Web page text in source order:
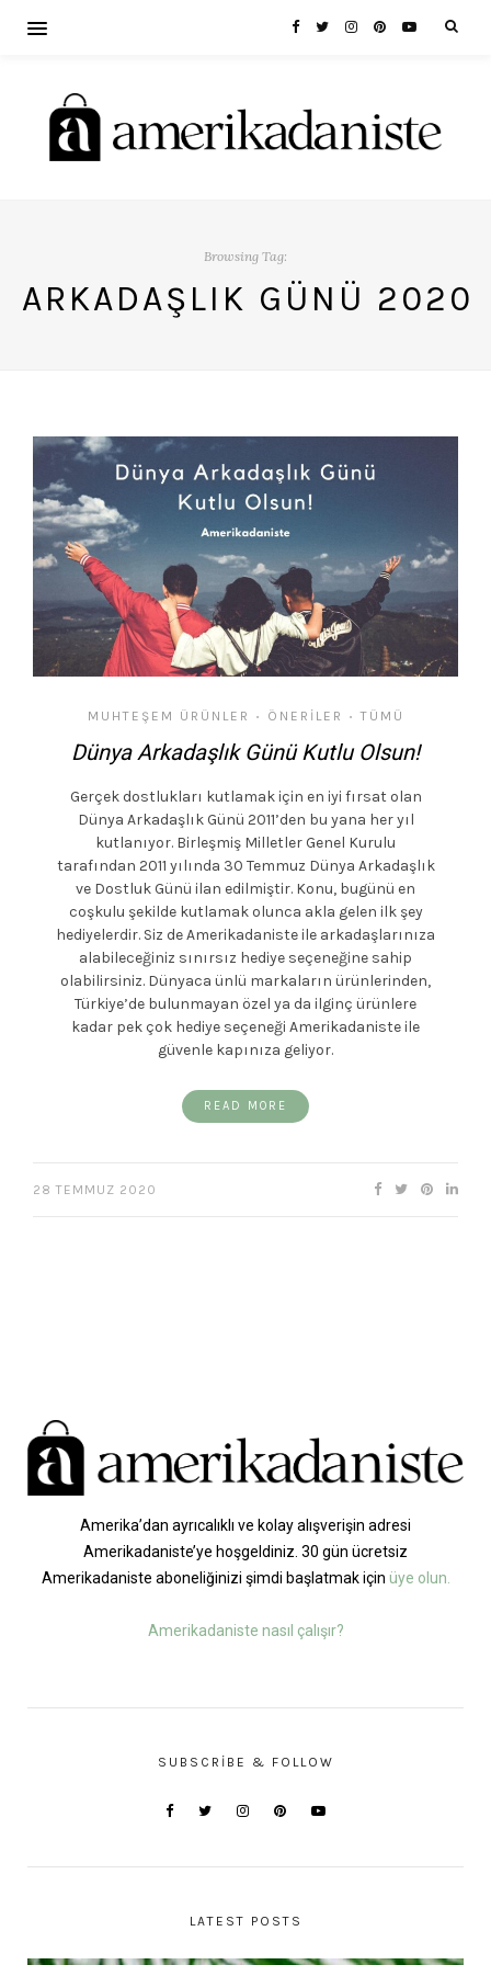
Browsing Tag:
ARKADAŞLIK GÜNÜ 2020
MUHTEŞEM ÜRÜNLER • ÖNERILER • TÜMÜ
Dünya Arkadaşlık Günü Kutlu Olsun!
Gerçek dostlukları kutlamak için en iyi fırsat olan
Dünya Arkadaşlık Günü 2011’den bu yana her yıl
kutlanıyor. Birleşmiş Milletler Genel Kurulu
tarafından 2011 yılında 30 Temmuz Dünya Arkadaşlık
ve Dostluk Günü ilan edilmiştir. Konu, bugünü en
coşkulu şekilde kutlamak olunca akla gelen ilk şey
hediyelerdir. Siz de Amerikadaniste ile arkadaşlarınıza
alabileceğiniz sınırsız hediye seçeneğine sahip
olabilirsiniz. Dünyaca ünlü markaların ürünlerinden,
Türkiye’de bulunmayan özel ya da ilginç ürünlere
kadar pek çok hediye seçeneği Amerikadaniste ile
güvenle kapınıza geliyor.
READ MORE
28 TEMMUZ 2020
Amerika’dan ayrıcalıklı ve kolay alışverişin adresi
Amerikadaniste’ye hoşgeldiniz. 30 gün ücretsiz
Amerikadaniste aboneliğinizi şimdi başlatmak için üye olun.
Amerikadaniste nasıl çalışır?
SUBSCRIBE & FOLLOW
LATEST POSTS